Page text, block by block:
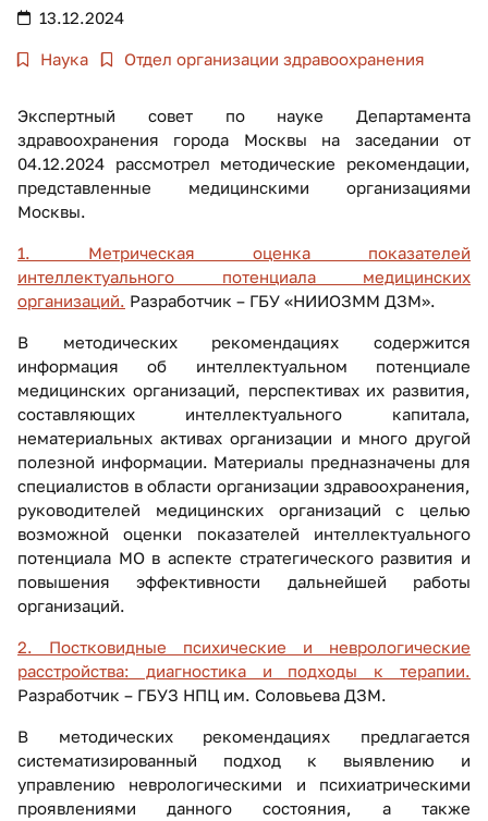
13.12.2024
Наука Отдел организации здравоохранения
Экспертный совет по науке Департамента
здравоохранения города Москвы на заседании от
04.12.2024 рассмотрел методические рекомендации,
представленные медицинскими организациями
Москвы.
1. Метрическая оценка показателей
интеллектуального потенциала медицинских
организаций. Разработчик – ГБУ «НИИОЗММ ДЗМ».
В методических рекомендациях содержится
информация об интеллектуальном потенциале
медицинских организаций, перспективах их развития,
составляющих интеллектуального капитала,
нематериальных активах организации и много другой
полезной информации. Материалы предназначены для
специалистов в области организации здравоохранения,
руководителей медицинских организаций с целью
возможной оценки показателей интеллектуального
потенциала МО в аспекте стратегического развития и
повышения эффективности дальнейшей работы
организаций.
2. Постковидные психические и неврологические
расстройства: диагностика и подходы к терапии.
Разработчик – ГБУЗ НПЦ им. Соловьева ДЗМ.
В методических рекомендациях предлагается
систематизированный подход к выявлению и
управлению неврологическими и психиатрическими
проявлениями данного состояния, а также